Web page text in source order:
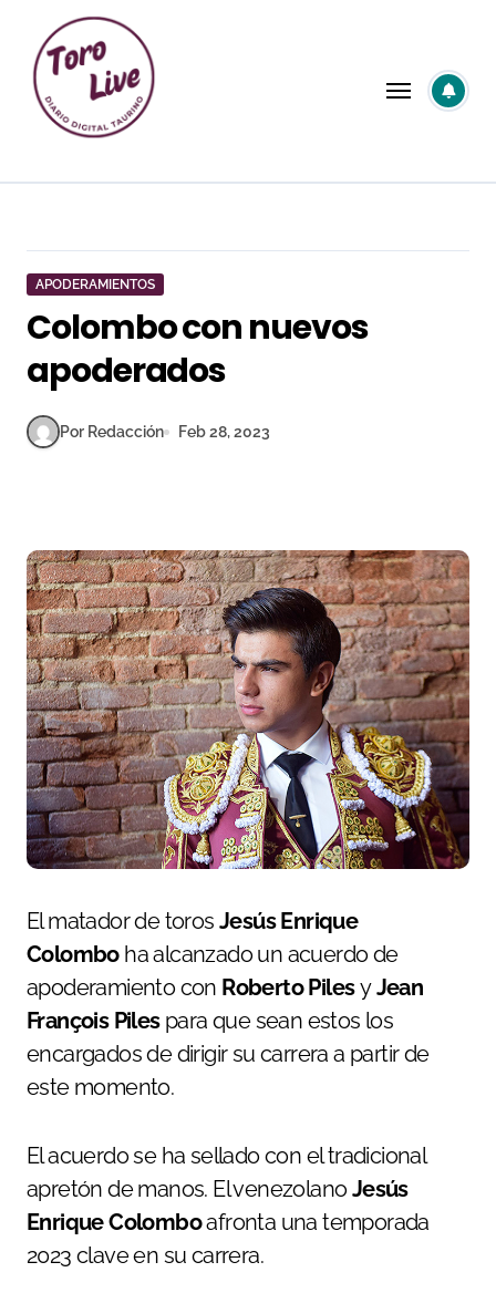
contenido
APODERAMIENTOS
Colombo con nuevos
apoderados
Por Redacción Feb 28, 2023
El matador de torosJesús Enrique
Colomboha alcanzado un acuerdo de
apoderamiento con Roberto PilesyJean
François Pilespara que sean estos los
encargados de dirigir su carrera a partir de
este momento.
El acuerdo se ha sellado con el tradicional
apretón de manos. El venezolanoJesús
Enrique Colomboafronta una temporada
2023 clave en su carrera.